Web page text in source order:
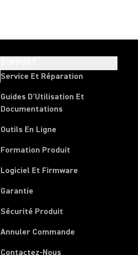
Service Et Réparation
Guides D'Utilisation Et
Documentations
Outils En Ligne
Formation Produit
Logiciel Et Firmware
Garantie
Sécurité Produit
Annuler Commande
Contactez-Nous